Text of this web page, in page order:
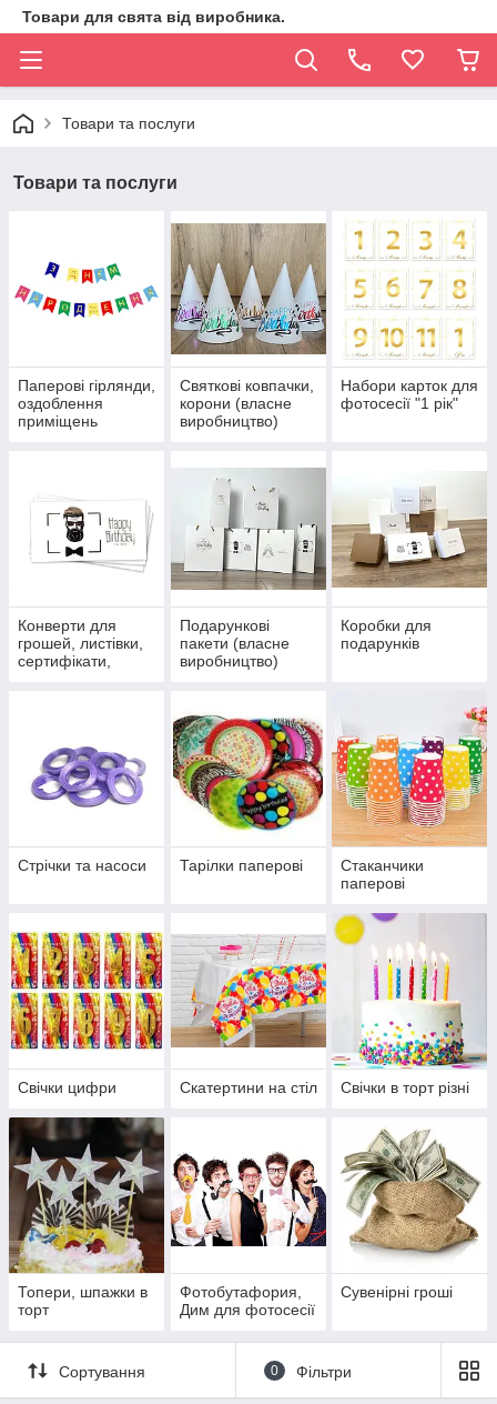
Товари для свята від виробника.
Товари та послуги
Товари та послуги
Паперові гірлянди,
оздоблення
приміщень
Святкові ковпачки,
корони (власне
виробництво)
Набори карток для
фотосесії "1 рік"
Конверти для
грошей, листівки,
сертифікати,
Подарункові
пакети (власне
виробництво)
Коробки для
подарунків
Стрічки та насоси Тарілки паперові
Стаканчики
паперові
Свічки цифри Скатертини на стіл Свічки в торт різні
Топери, шпажки в
торт
Фотобутафория,
Дим для фотосесії
Сувенірні гроші
Сортування 0 Фільтри